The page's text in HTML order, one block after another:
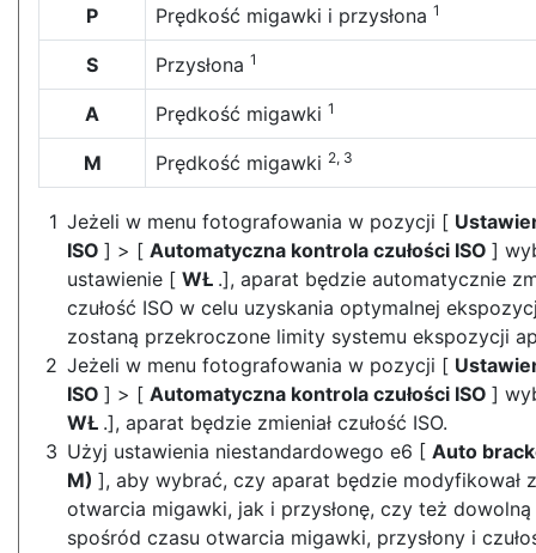
P Prędkość migawki i przysłona 1
S Przysłona 1
A Prędkość migawki 1
M Prędkość migawki 2, 3
Jeżeli w menu fotografowania w pozycji [
ISO ] > [ Automatyczna kontrola czułości ISO ]
ustawienie [ WŁ .], aparat będzie automatycznie
czułość ISO w celu uzyskania optymalnej
zostaną przekroczone limity systemu ekspozycji
Jeżeli w menu fotografowania w pozycji [
ISO ] > [ Automatyczna kontrola czułości ISO ]
WŁ .], aparat będzie zmieniał czułość ISO.
Użyj ustawienia niestandardowego e6 [ Auto
M) ], aby wybrać, czy aparat będzie modyfikował
otwarcia migawki, jak i przysłonę, czy też
spośród czasu otwarcia migawki, przysłony i